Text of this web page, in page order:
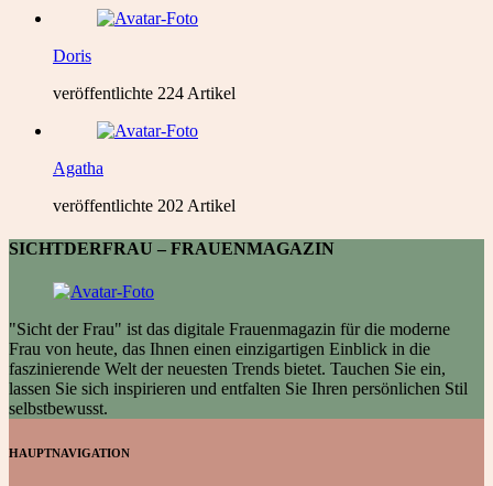
Doris
veröffentlichte 224 Artikel
Agatha
veröffentlichte 202 Artikel
SICHTDERFRAU – FRAUENMAGAZIN
"Sicht der Frau" ist das digitale Frauenmagazin für die moderne
Frau von heute, das Ihnen einen einzigartigen Einblick in die
faszinierende Welt der neuesten Trends bietet. Tauchen Sie ein,
lassen Sie sich inspirieren und entfalten Sie Ihren persönlichen Stil
selbstbewusst.
HAUPTNAVIGATION